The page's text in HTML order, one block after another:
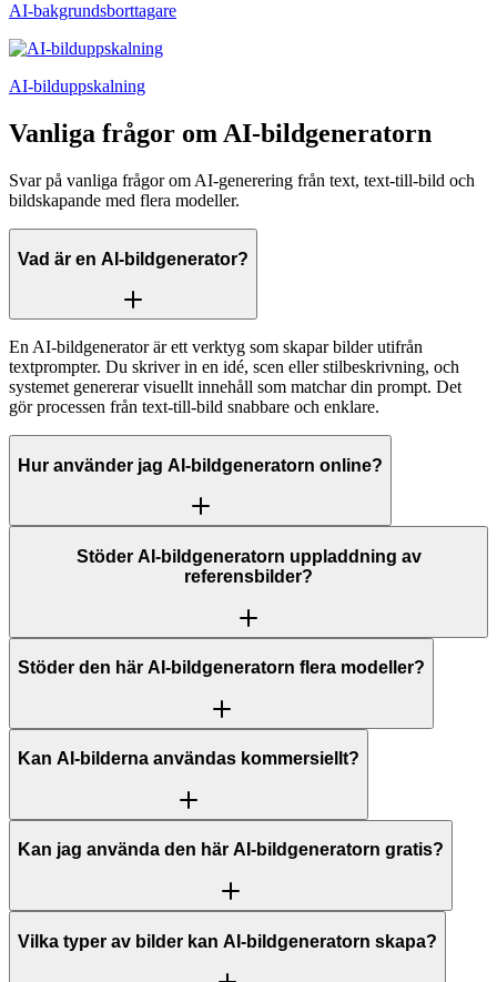
AI-bakgrundsborttagare
AI-bilduppskalning
Vanliga frågor om AI-bildgeneratorn
Svar på vanliga frågor om AI-generering från text, text-till-bild och
bildskapande med flera modeller.
Vad är en AI-bildgenerator?
En AI-bildgenerator är ett verktyg som skapar bilder utifrån
textprompter. Du skriver in en idé, scen eller stilbeskrivning, och
systemet genererar visuellt innehåll som matchar din prompt. Det
gör processen från text-till-bild snabbare och enklare.
Hur använder jag AI-bildgeneratorn online?
Stöder AI-bildgeneratorn uppladdning av
referensbilder?
Stöder den här AI-bildgeneratorn flera modeller?
Kan AI-bilderna användas kommersiellt?
Kan jag använda den här AI-bildgeneratorn gratis?
Vilka typer av bilder kan AI-bildgeneratorn skapa?